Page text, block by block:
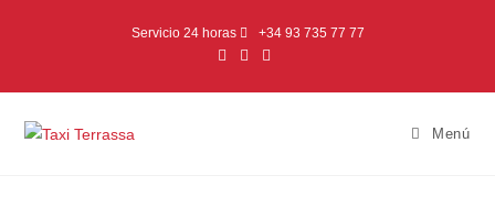
Servicio 24 horas +34 93 735 77 77
Menú